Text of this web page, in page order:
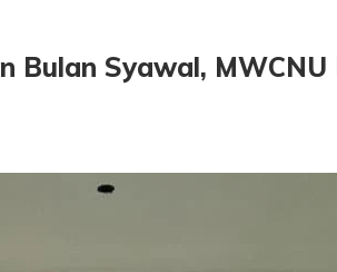
Bulan Syawal, MWCNU